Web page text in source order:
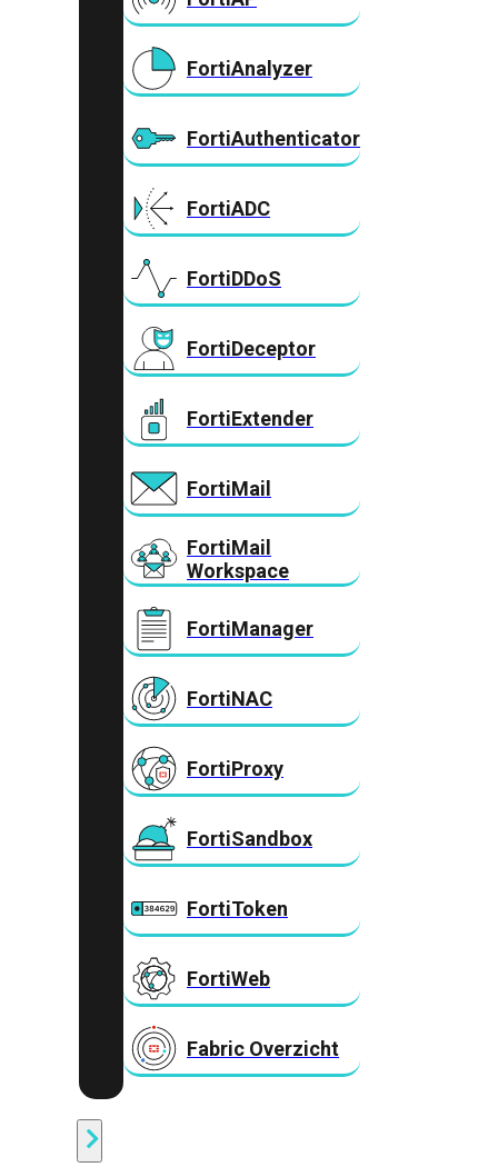
FortiAnalyzer
FortiAuthenticator
FortiADC
FortiDDoS
FortiDeceptor
FortiExtender
FortiMail
FortiMail
Workspace
FortiManager
FortiNAC
FortiProxy
FortiSandbox
FortiToken
FortiWeb
Fabric Overzicht